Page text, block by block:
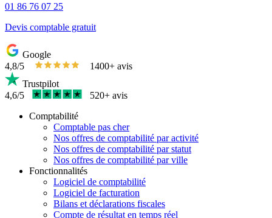
01 86 76 07 25
Devis comptable gratuit
Google
4,8/5
1400+ avis
Trustpilot
4,6/5
520+ avis
Comptabilité
Comptable pas cher
Nos offres de comptabilité par activité
Nos offres de comptabilité par statut
Nos offres de comptabilité par ville
Fonctionnalités
Logiciel de comptabilité
Logiciel de facturation
Bilans et déclarations fiscales
Compte de résultat en temps réel